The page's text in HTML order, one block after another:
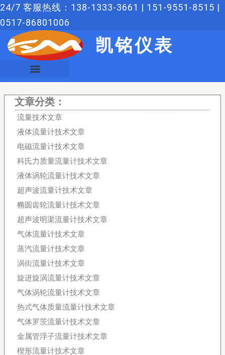
跳
至
24/7 客服热线：138-1333-3661 | 151-9551-8515 |
0517-86801006
凯铭仪表
文章分类：
流量技术文章
液体流量计技术文章
电磁流量计技术文章
科氏力质量流量计技术文章
液体涡轮流量计技术文章
超声波流量计技术文章
椭圆齿轮流量计技术文章
超声波明渠流量计技术文章
气体流量计技术文章
蒸汽流量计技术文章
涡街流量计技术文章
旋进旋涡流量计技术文章
气体涡轮流量计技术文章
热式气体质量流量计技术文章
气体罗茨流量计技术文章
金属管浮子流量计技术文章
楔形流量计技术文章